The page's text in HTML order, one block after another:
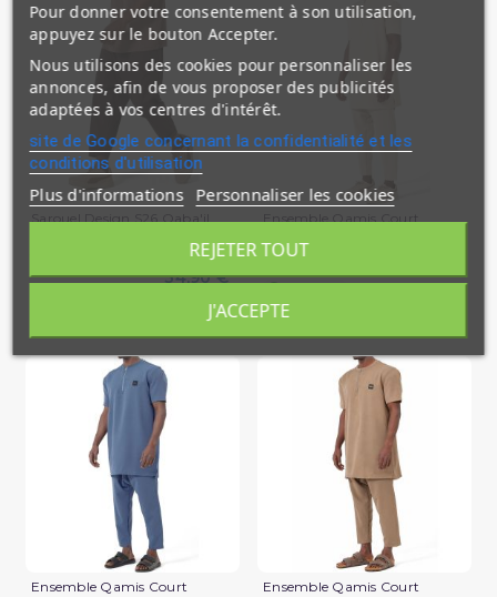
34,90 €
En stock
Ensemble Qamis Court
Ensemble Qamis Court
Pour donner votre consentement à son utilisation,
appuyez sur le bouton Accepter.
Nous utilisons des cookies pour personnaliser les
annonces, afin de vous proposer des publicités
adaptées à vos centres d'intérêt.
site de Google concernant la confidentialité et les
conditions d'utilisation
Plus d'informations Personnaliser les cookies
REJETER TOUT
J'ACCEPTE